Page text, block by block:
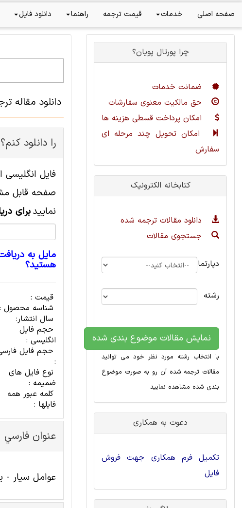
صفحه اصلی خدمات قیمت ترجمه راهنما دانلود فایل
دانلود مقاله
چطور این مقاله مهندسی کامپیوتر و IT را دانلود کنم؟
صفحه قابل
نماییدبرای
مایل به
هستید؟
قیمت :
شناسه محصول :
سال انتشار:
حجم فایل
انگلیسی :
حجم فایل
:
نوع فایل های
ضمیمه :
کلمه عبور همه
فایلها :
عنوان فارسي
عوامل سیار -
چرا پورتال پویان؟
ضمانت خدمات
حق مالکیت معنوی سفارشات
امکان پرداخت قسطی هزینه ها
امکان تحویل چند مرحله ای
سفارش
کتابخانه الکترونیک
دانلود مقالات ترجمه شده
جستجوی مقالات
دپارتمان
رشته
نمایش مقالات موضوع بندی شده
با انتخاب رشته مورد نظر خود می توانید
مقالات ترجمه شده آن رو به صورت موضوع
بندی شده مشاهده نمایید
دعوت به همکاری
تکمیل فرم همکاری جهت فروش
فایل